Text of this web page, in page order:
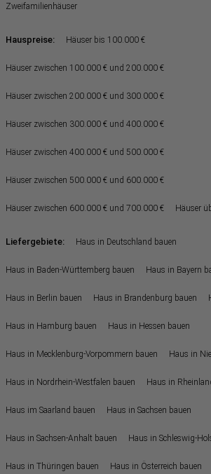
Zweifamilienhäuser
Hauspreise: Häuser bis 100.000 €
Häuser zwischen 100.000 € und 200.000 €
Häuser zwischen 200.000 € und 300.000 €
Häuser zwischen 300.000 € und 400.000 €
Häuser zwischen 400.000 € und 500.000 €
Häuser zwischen 500.000 € und 600.000 €
Häuser zwischen 600.000 € und 700.000 € Häuser
Liefergebiete: Haus in Deutschland bauen
Haus in Baden-Württemberg bauen Haus in Bayern
Haus in Berlin bauen Haus in Brandenburg bauen
Haus in Hamburg bauen Haus in Hessen bauen
Haus in Mecklenburg-Vorpommern bauen Haus in
Haus in Nordrhein-Westfalen bauen Haus in
Haus im Saarland bauen Haus in Sachsen bauen
Haus in Sachsen-Anhalt bauen Haus in Schleswig-
Haus in Thüringen bauen Haus in Österreich bauen